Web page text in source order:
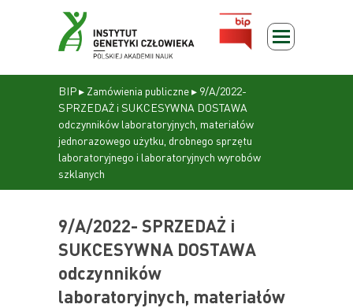
BIP▸ Zamówienia publiczne▸ 9/A/2022-
SPRZEDAŻ i SUKCESYWNA DOSTAWA
odczynników laboratoryjnych, materiałów
jednorazowego użytku, drobnego sprzętu
laboratoryjnego i laboratoryjnych wyrobów
szklanych
9/A/2022- SPRZEDAŻ i
SUKCESYWNA DOSTAWA
odczynników
laboratoryjnych, materiałów